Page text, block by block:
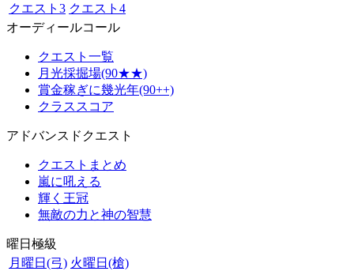
クエスト3 クエスト4
オーディールコール
クエスト一覧
月光採掘場(90★★)
賞金稼ぎに幾光年(90++)
クラススコア
アドバンスドクエスト
クエストまとめ
嵐に吼える
輝く王冠
無敵の力と神の智慧
曜日極級
月曜日(弓) 火曜日(槍)